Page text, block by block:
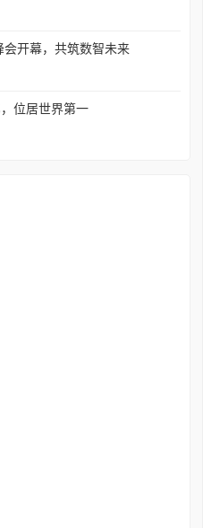
开幕，共筑数智未来
位居世界第一